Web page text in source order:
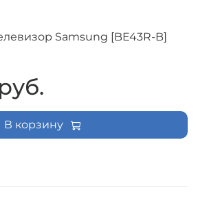
Samsung [BE43R-B]
В корзину